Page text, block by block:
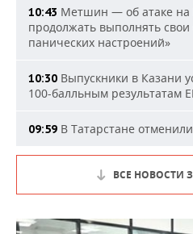
10:43 Метшин — об атаке
продолжать выполнять свои
панических настроений»
10:30 Выпускники в Казани
100-балльным результатам
09:59 В Татарстане
ВСЕ НОВОСТИ